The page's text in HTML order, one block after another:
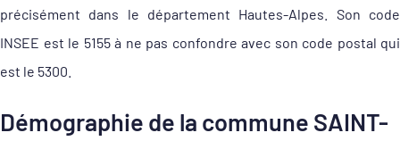
précisément dans le département Hautes-Alpes. Son code
INSEE est le 5155 à ne pas confondre avec son code postal qui
est le 5300.
Démographie de la commune SAINT-